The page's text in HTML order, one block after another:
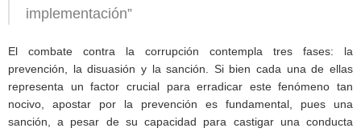
implementación”
El combate contra la corrupción contempla tres fases: la
prevención, la disuasión y la sanción. Si bien cada una de ellas
representa un factor crucial para erradicar este fenómeno tan
nocivo, apostar por la prevención es fundamental, pues una
sanción, a pesar de su capacidad para castigar una conducta